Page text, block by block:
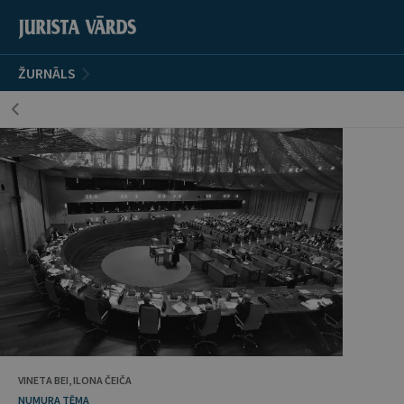
ŽURNĀLS
VINETA BEI, ILONA ČEIČA
NUMURA TĒMA